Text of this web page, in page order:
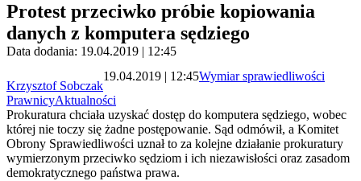
Protest przeciwko próbie kopiowania
danych z komputera sędziego
Data dodania: 19.04.2019 | 12:45
Krzysztof Sobczak
19.04.2019 | 12:45Wymiar sprawiedliwości
PrawnicyAktualności
Prokuratura chciała uzyskać dostęp do komputera sędziego, wobec
której nie toczy się żadne postępowanie. Sąd odmówił, a Komitet
Obrony Sprawiedliwości uznał to za kolejne działanie prokuratury
wymierzonym przeciwko sędziom i ich niezawisłości oraz zasadom
demokratycznego państwa prawa.